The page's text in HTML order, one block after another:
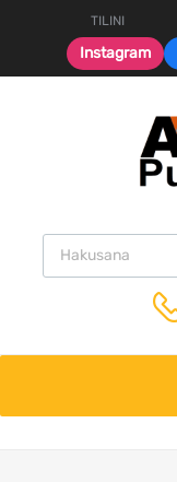
TILINI
Instagram
Products search
content